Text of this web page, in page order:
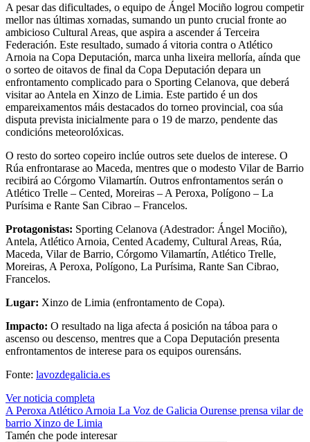
A pesar das dificultades, o equipo de Ángel Mociño logrou competir
mellor nas últimas xornadas, sumando un punto crucial fronte ao
ambicioso Cultural Areas, que aspira a ascender á Terceira
Federación. Este resultado, sumado á vitoria contra o Atlético
Arnoia na Copa Deputación, marca unha lixeira melloría, aínda que
o sorteo de oitavos de final da Copa Deputación depara un
enfrontamento complicado para o Sporting Celanova, que deberá
visitar ao Antela en Xinzo de Limia. Este partido é un dos
empareixamentos máis destacados do torneo provincial, coa súa
disputa prevista inicialmente para o 19 de marzo, pendente das
condicións meteorolóxicas.
O resto do sorteo copeiro inclúe outros sete duelos de interese. O
Rúa enfrontarase ao Maceda, mentres que o modesto Vilar de Barrio
recibirá ao Córgomo Vilamartín. Outros enfrontamentos serán o
Atlético Trelle – Cented, Moreiras – A Peroxa, Polígono – La
Purísima e Rante San Cibrao – Francelos.
Protagonistas: Sporting Celanova (Adestrador: Ángel Mociño),
Antela, Atlético Arnoia, Cented Academy, Cultural Areas, Rúa,
Maceda, Vilar de Barrio, Córgomo Vilamartín, Atlético Trelle,
Moreiras, A Peroxa, Polígono, La Purísima, Rante San Cibrao,
Francelos.
Lugar: Xinzo de Limia (enfrontamento de Copa).
Impacto: O resultado na liga afecta á posición na táboa para o
ascenso ou descenso, mentres que a Copa Deputación presenta
enfrontamentos de interese para os equipos ourensáns.
Fonte: lavozdegalicia.es
Ver noticia completa
A Peroxa Atlético Arnoia La Voz de Galicia Ourense prensa vilar de
barrio Xinzo de Limia
Tamén che pode interesar